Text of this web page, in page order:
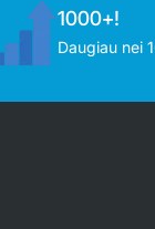
1000+!
Daugiau nei